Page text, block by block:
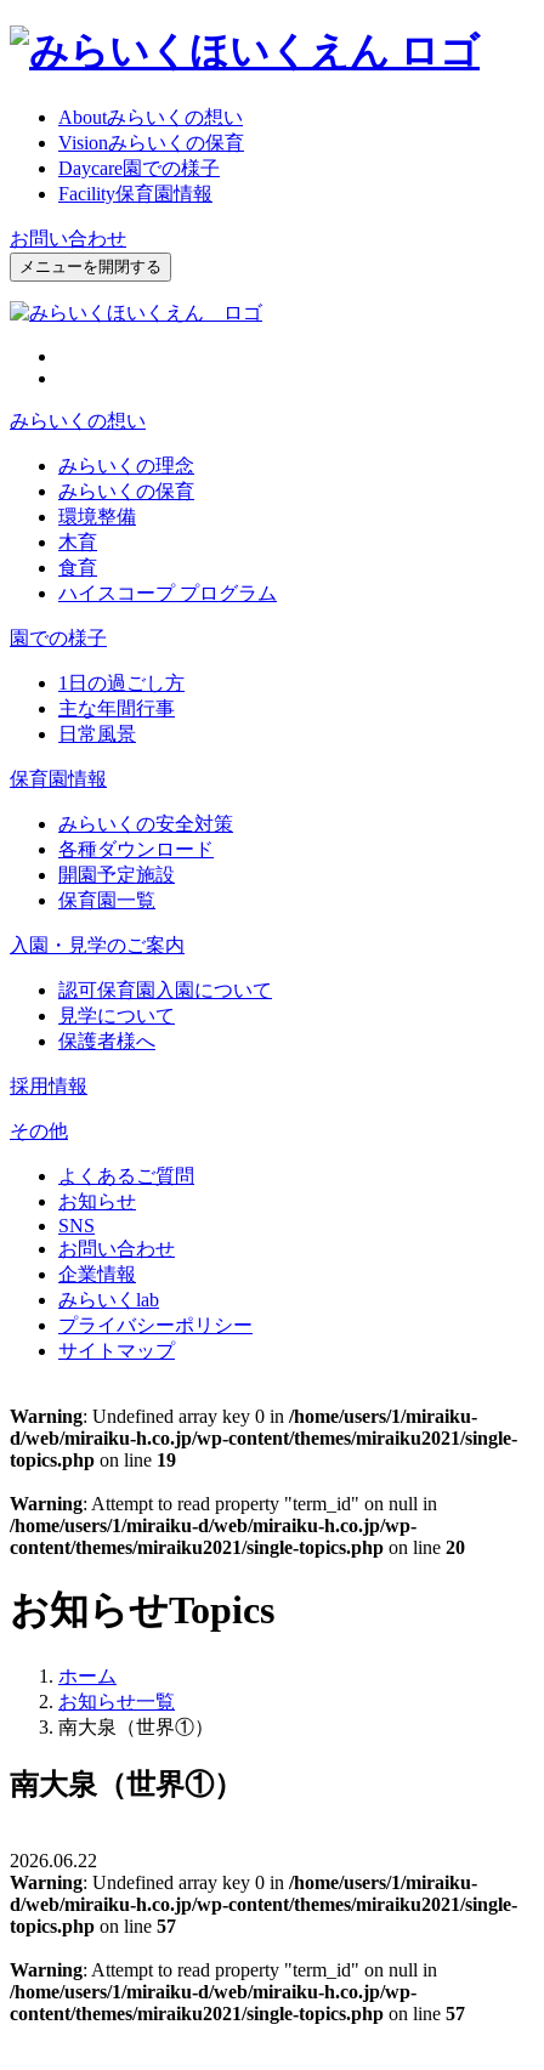
Aboutみらいくの想い
Visionみらいくの保育
Daycare園での様子
Facility保育園情報
お問い合わせ
メニューを開閉する
みらいくの想い
みらいくの理念
みらいくの保育
環境整備
木育
食育
ハイスコープ プログラム
園での様子
1日の過ごし方
主な年間行事
日常風景
保育園情報
みらいくの安全対策
各種ダウンロード
開園予定施設
保育園一覧
入園・見学のご案内
認可保育園入園について
見学について
保護者様へ
採用情報
その他
よくあるご質問
お知らせ
SNS
お問い合わせ
企業情報
みらいくlab
プライバシーポリシー
サイトマップ
Warning: Undefined array key 0 in /home/users/1/miraiku-
d/web/miraiku-h.co.jp/wp-content/themes/miraiku2021/single-
topics.php on line 19
Warning: Attempt to read property "term_id" on null in
/home/users/1/miraiku-d/web/miraiku-h.co.jp/wp-
content/themes/miraiku2021/single-topics.php on line 20
お知らせTopics
ホーム
お知らせ一覧
南大泉（世界①）
南大泉（世界①）
2026.06.22
Warning: Undefined array key 0 in /home/users/1/miraiku-
d/web/miraiku-h.co.jp/wp-content/themes/miraiku2021/single-
topics.php on line 57
Warning: Attempt to read property "term_id" on null in
/home/users/1/miraiku-d/web/miraiku-h.co.jp/wp-
content/themes/miraiku2021/single-topics.php on line 57